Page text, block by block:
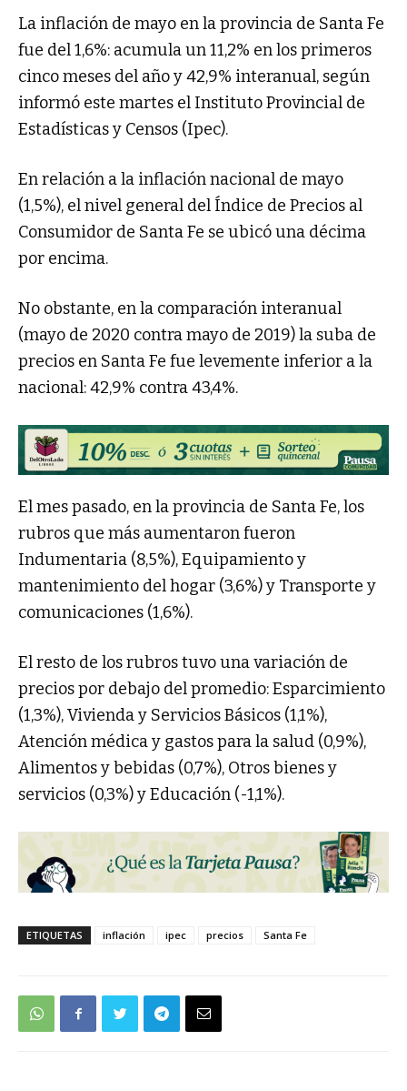
La inflación de mayo en la provincia de Santa Fe
fue del 1,6%: acumula un 11,2% en los primeros
cinco meses del año y 42,9% interanual, según
informó este martes el Instituto Provincial de
Estadísticas y Censos (Ipec).
En relación a la inflación nacional de mayo
(1,5%), el nivel general del Índice de Precios al
Consumidor de Santa Fe se ubicó una décima
por encima.
No obstante, en la comparación interanual
(mayo de 2020 contra mayo de 2019) la suba de
precios en Santa Fe fue levemente inferior a la
nacional: 42,9% contra 43,4%.
El mes pasado, en la provincia de Santa Fe, los
rubros que más aumentaron fueron
Indumentaria (8,5%), Equipamiento y
mantenimiento del hogar (3,6%) y Transporte y
comunicaciones (1,6%).
El resto de los rubros tuvo una variación de
precios por debajo del promedio: Esparcimiento
(1,3%), Vivienda y Servicios Básicos (1,1%),
Atención médica y gastos para la salud (0,9%),
Alimentos y bebidas (0,7%), Otros bienes y
servicios (0,3%) y Educación (-1,1%).
ETIQUETAS inflación ipec precios Santa Fe